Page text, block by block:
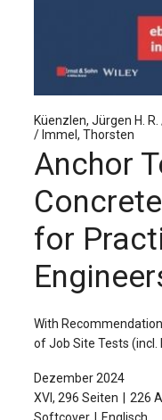
Sprache / Language: DE
Küenzlen, Jürgen H.
/ Immel, Thorsten
Anchor
for
With
of Job Site Tests (incl.
Dezember 2024
XVI, 296 Seiten
226
Softcover
Englisch